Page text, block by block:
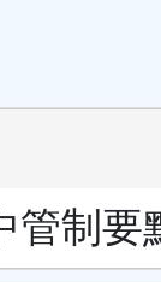
管制要